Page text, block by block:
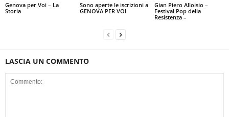
Genova per Voi – La
Storia
Sono aperte le iscrizioni a
GENOVA PER VOI
Gian Piero Alloisio –
Festival Pop della
Resistenza –
LASCIA UN COMMENTO